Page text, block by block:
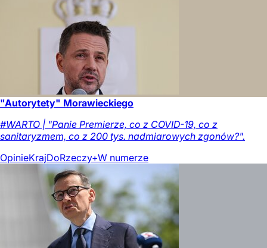
"Autorytety" Morawieckiego
#WARTO | "Panie Premierze, co z COVID-19, co z
sanitaryzmem, co z 200 tys. nadmiarowych zgonów?".
OpinieKrajDoRzeczy+W numerze